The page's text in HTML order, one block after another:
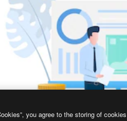
you agree to the storing of